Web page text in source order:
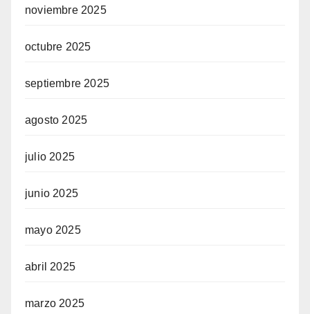
noviembre 2025
octubre 2025
septiembre 2025
agosto 2025
julio 2025
junio 2025
mayo 2025
abril 2025
marzo 2025